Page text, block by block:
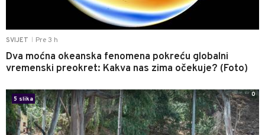
SVIJET Pre 3 h
Dva moćna okeanska fenomena pokreću globalni
vremenski preokret: Kakva nas zima očekuje? (Foto)
5 slika
0